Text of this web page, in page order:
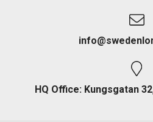
HQ Office: Kungsgatan